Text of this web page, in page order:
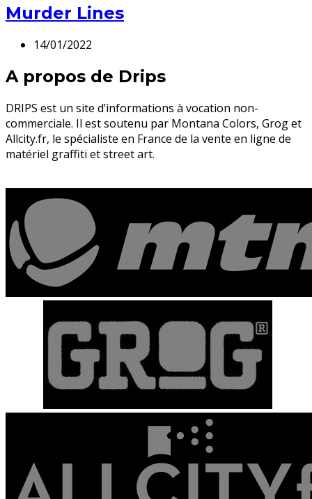
Murder Lines
14/01/2022
A propos de Drips
DRIPS est un site d’informations à vocation non-
commerciale. Il est soutenu par Montana Colors, Grog et
Allcity.fr, le spécialiste en France de la vente en ligne de
matériel graffiti et street art.